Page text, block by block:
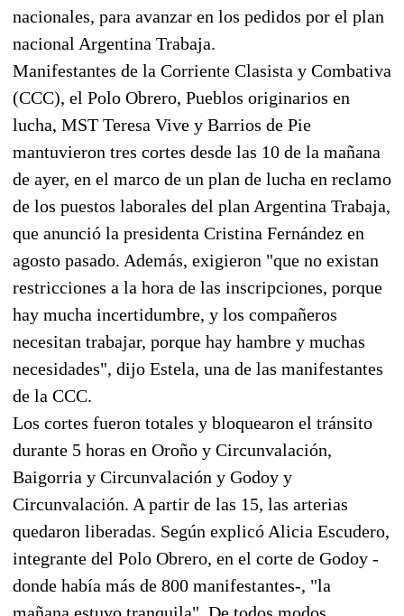
nacionales, para avanzar en los pedidos por el plan
nacional Argentina Trabaja.
Manifestantes de la Corriente Clasista y Combativa
(CCC), el Polo Obrero, Pueblos originarios en
lucha, MST Teresa Vive y Barrios de Pie
mantuvieron tres cortes desde las 10 de la mañana
de ayer, en el marco de un plan de lucha en reclamo
de los puestos laborales del plan Argentina Trabaja,
que anunció la presidenta Cristina Fernández en
agosto pasado. Además, exigieron "que no existan
restricciones a la hora de las inscripciones, porque
hay mucha incertidumbre, y los compañeros
necesitan trabajar, porque hay hambre y muchas
necesidades", dijo Estela, una de las manifestantes
de la CCC.
Los cortes fueron totales y bloquearon el tránsito
durante 5 horas en Oroño y Circunvalación,
Baigorria y Circunvalación y Godoy y
Circunvalación. A partir de las 15, las arterias
quedaron liberadas. Según explicó Alicia Escudero,
integrante del Polo Obrero, en el corte de Godoy -
donde había más de 800 manifestantes-, "la